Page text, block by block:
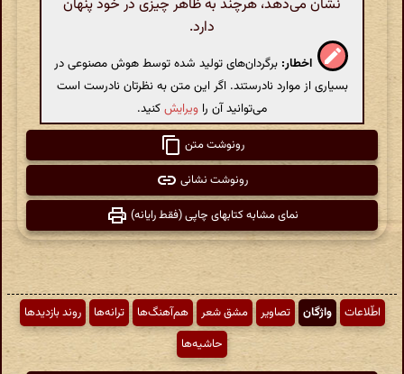
نشان می‌دهد، هرچند به ظاهر چیزی در خود پنهان
دارد.
اخطار: برگردان‌های تولید شده توسط هوش مصنوعی در
بسیاری از موارد نادرستند. اگر این متن به نظرتان نادرست است
می‌توانید آن را ویرایشکنید.
رونوشت متن
رونوشت نشانی
نمای مشابه کتابهای چاپی (فقط رایانه)
اطّلاعات واژگان تصاویر مشق شعر هم‌آهنگ‌ها ترانه‌ها
روند بازدیدها
حاشیه‌ها